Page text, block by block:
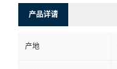
产品详请
产地